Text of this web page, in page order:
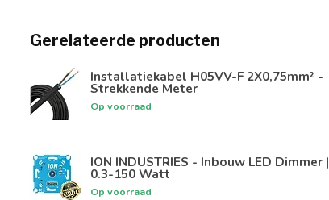
Gerelateerde producten
Installatiekabel H05VV-F 2X0,75mm² -
Strekkende Meter
Op voorraad
ION INDUSTRIES - Inbouw LED Dimmer |
0.3-150 Watt
Op voorraad